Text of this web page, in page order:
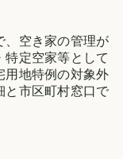
、空き家の管理が
特定空家等として
用地特例の対象外
と市区町村窓口で